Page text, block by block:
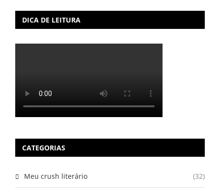
DICA DE LEITURA
CATEGORIAS
Meu crush literário (32)